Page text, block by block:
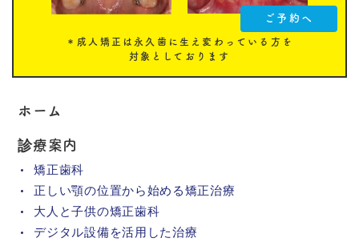
ご予約へ
＊成人矯正は永久歯に生え変わっている方を
対象としております
ホーム
診療案内
矯正歯科
正しい顎の位置から始める矯正治療
大人と子供の矯正歯科
デジタル設備を活用した治療